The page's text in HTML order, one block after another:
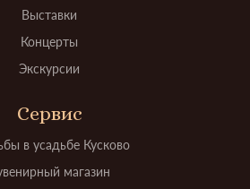
Выставки
Концерты
Экскурсии
Сервис
в усадьбе Кусково
магазин